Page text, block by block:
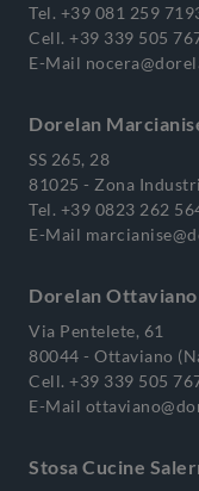
Tel. +39 081 259
Cell. +39 339 505
E-Mail
Dorelan
SS 265, 28
81025 - Zona
Tel. +39 0823 262
E-Mail
Dorelan Ottaviano
Via Pentelete, 61
80044 - Ottaviano
Cell. +39 339 505
E-Mail
Stosa Cucine